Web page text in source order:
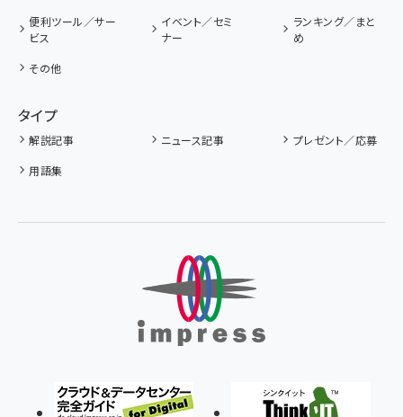
便利ツール／サー
ビス
イベント／セミ
ナー
ランキング／まと
め
その他
タイプ
解説記事 ニュース記事
プレゼント／応募
用語集